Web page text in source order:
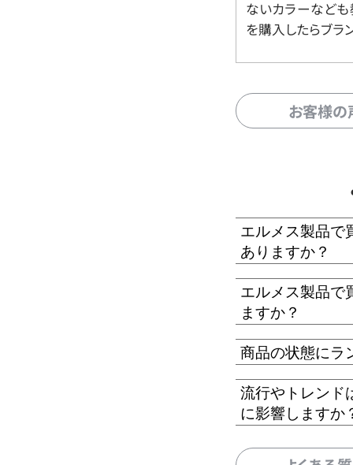
ないカラーなども
を購入したらブラ
お客様
エルメス製品で
ありますか？
エルメス製品で
ますか？
商品の状態にラ
流行やトレンド
に影響しますか